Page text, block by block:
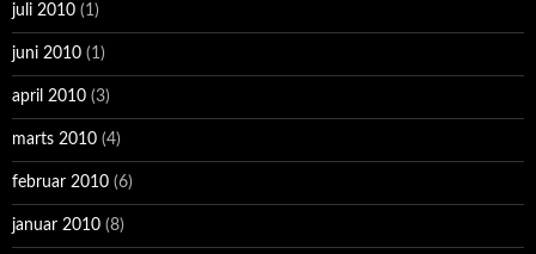
juli 2010 (1)
juni 2010 (1)
april 2010 (3)
marts 2010 (4)
februar 2010 (6)
januar 2010 (8)